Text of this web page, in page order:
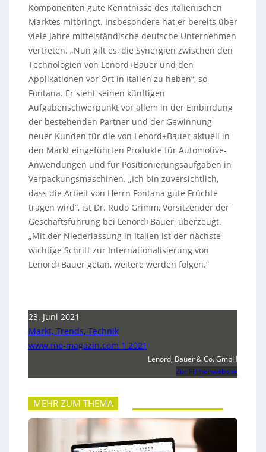
Komponenten gute Kenntnisse des italienischen
Marktes mitbringt. Insbesondere hat er bereits über
viele Jahre mittelständische deutsche Unternehmen
vertreten. „Nun gilt es, die Synergien zwischen den
Technologien von Lenord+Bauer und den
Applikationen vor Ort in Italien zu heben“, so
Fontana. Er sieht seinen künftigen
Aufgabenschwerpunkt vor allem in der Einbindung
der bestehenden Partner und der Gewinnung
neuer Kunden für die von Lenord+Bauer aktuell in
den Markt eingeführten Produkte für Automotive-
Anwendungen und für Positionierungsaufgaben in
Verpackungsmaschinen. „Ich bin zuversichtlich,
dass die Arbeit von Herrn Fontana gute Früchte
tragen wird“, ist Dr. Rudo Grimm, Vorsitzender der
Geschäftsführung bei Lenord+Bauer, überzeugt.
„Mit der Niederlassung in Italien ist der nächste
wichtige Schritt zur Internationalisierung von
Lenord+Bauer getan, weitere werden folgen.“
23. Juni 2021
Markt, Trends, Technik
www.me-magazin.com 1 2021
Lenord, Bauer & Co. GmbH
Zur Firmenwebsite
MEHR ZUM THEMA